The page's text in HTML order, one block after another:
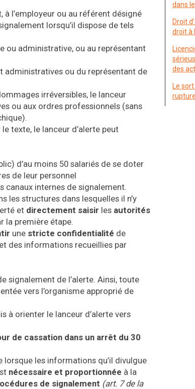
l’employeur ou au référent désigné
lorsqu’il dispose de tels
ou administrative, ou au représentant
administratives ou du représentant de
irréversibles, le lanceur
ou aux ordres professionnels (sans
texte, le lanceur d’alerte peut
d’au moins 50 salariés de se doter
de leur personnel
canaux internes de signalement.
les structures dans lesquelles il n’y
et directement saisir les autorités
la première étape.
une stricte confidentialité de
des informations recueillies par
signalement de l’alerte. Ainsi, toute
vers l’organisme approprié de
à orienter le lanceur d’alerte vers
de cassation dans un arrêt du 30
lorsque les informations qu’il divulgue
nécessaire et proportionnée à la
de signalement (art. 7 de la
dans
Droit
droit à
des
Le